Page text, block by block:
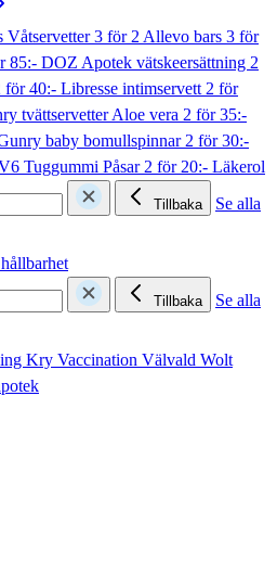
Våtservetter3 för 2 Allevo bars 3 för
85:- DOZ Apotek vätskeersättning 2
för 40:- Libresse intimservett2 för
tvättservetter Aloe vera 2 för 35:-
baby bomullspinnar2 för 30:-
Tuggummi Påsar2 för 20:- Läkerol
Tillbaka
Se alla
Tillbaka
Se alla
Kry Vaccination Välvald Wolt